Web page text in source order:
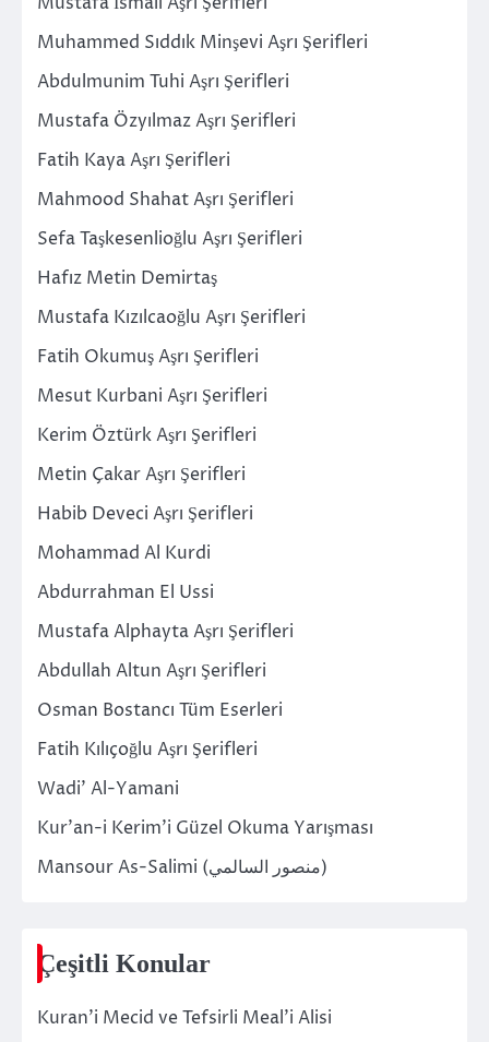
Muhammed Sıddık Minşevi Aşrı Şerifleri
Abdulmunim Tuhi Aşrı Şerifleri
Mustafa Özyılmaz Aşrı Şerifleri
Fatih Kaya Aşrı Şerifleri
Mahmood Shahat Aşrı Şerifleri
Sefa Taşkesenlioğlu Aşrı Şerifleri
Hafız Metin Demirtaş
Mustafa Kızılcaoğlu Aşrı Şerifleri
Fatih Okumuş Aşrı Şerifleri
Mesut Kurbani Aşrı Şerifleri
Kerim Öztürk Aşrı Şerifleri
Metin Çakar Aşrı Şerifleri
Habib Deveci Aşrı Şerifleri
Mohammad Al Kurdi
Abdurrahman El Ussi
Mustafa Alphayta Aşrı Şerifleri
Abdullah Altun Aşrı Şerifleri
Osman Bostancı Tüm Eserleri
Fatih Kılıçoğlu Aşrı Şerifleri
Wadi’ Al-Yamani
Kur’an-i Kerim’i Güzel Okuma Yarışması
Mansour As-Salimi (منصور السالمي)
Çeşitli Konular
Kuran’i Mecid ve Tefsirli Meal’i Alisi